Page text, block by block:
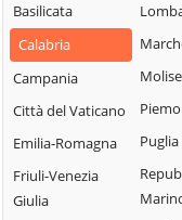
Bianchi
Bisignano
Bocchigliero
Bonifati
Buonvicino
Calopezzati
Lungro
Luzzi
Basilicata
Calabria
Campania
Città del Vaticano
Emilia-Romagna
Friuli-Venezia
Giulia
Molise
Puglia